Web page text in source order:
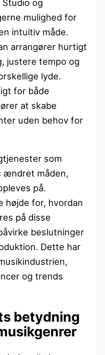
og
mulighed for
intuitiv måde.
arrangører hurtigt
justere tempo og
lyde.
for både
at skabe
uden behov for
som
ændret måden,
på.
højde for, hvordan
på disse
beslutninger
Dette har
og trends
betydning